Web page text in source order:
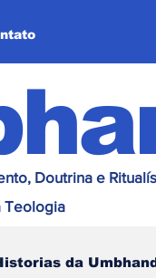
Doutrina e
Teologia
da